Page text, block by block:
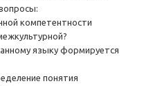
компетентности
языку формируется
понятия